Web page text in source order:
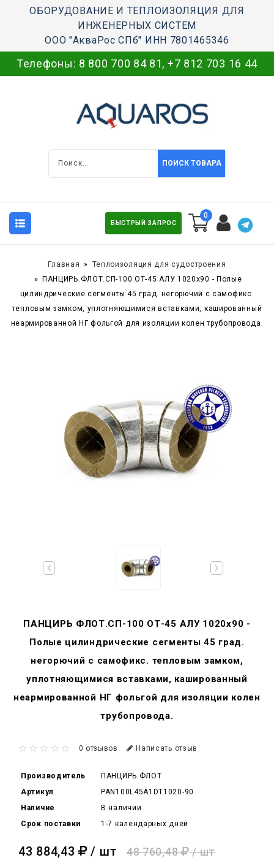
ОБОРУДОВАНИЕ И ТЕПЛОИЗОЛЯЦИЯ ДЛЯ
ИНЖЕНЕРНЫХ СИСТЕМ
ООО "АкваРос СПб" ИНН 7801465346
Телефоны: 8 800 700 84 81, +7 812 703 16 44
ПОИСК ТОВАРА
БЫСТРЫЙ ЗАПРОС
0
Главная
Теплоизоляция для судостроения
ПАНЦИРЬ.ФЛОТ.СП-100 ОТ-45 АЛУ 1020x90 - Полые
цилиндрические сегменты 45 град. негорючий c самофикс.
тепловым замком, уплотняющимися вставками, кашированный
неармированной НГ фольгой для изоляции колен трубопровода.
ПАНЦИРЬ ФЛОТ.СП-100 ОТ-45 АЛУ 1020x90 -
Полые цилиндрические сегменты 45 град.
негорючий c самофикс. тепловым замком,
уплотняющимися вставками, кашированный
неармированной НГ фольгой для изоляции колен
трубопровода.
0 отзывов Написать отзыв
Производитель
ПАНЦИРЬ.ФЛОТ
Артикул
PAN100L45A1DT1020-90
Наличие
В наличии
Срок поставки
1-7 календарных дней
43 884,43 / шт 48 760,48 / шт